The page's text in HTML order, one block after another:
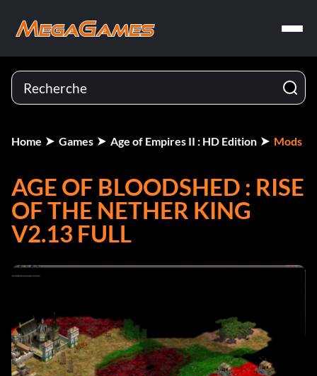
Home Games Age of Empires II : HD Edition Mods
AGE OF BLOODSHED : RISE
OF THE NETHER KING
V2.13 FULL